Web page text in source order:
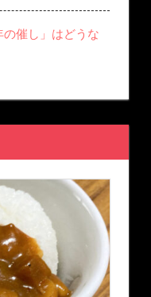
催し」はどうな